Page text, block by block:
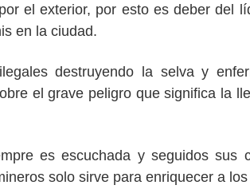
el exterior, por esto es deber del
en la ciudad.
destruyendo la selva y
el grave peligro que significa la
es escuchada y seguidos sus
solo sirve para enriquecer a